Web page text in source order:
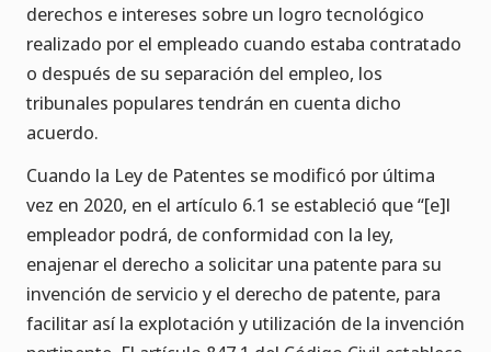
derechos e intereses sobre un logro tecnológico
realizado por el empleado cuando estaba contratado
o después de su separación del empleo, los
tribunales populares tendrán en cuenta dicho
acuerdo.
Cuando la Ley de Patentes se modificó por última
vez en 2020, en el artículo 6.1 se estableció que “[e]l
empleador podrá, de conformidad con la ley,
enajenar el derecho a solicitar una patente para su
invención de servicio y el derecho de patente, para
facilitar así la explotación y utilización de la invención